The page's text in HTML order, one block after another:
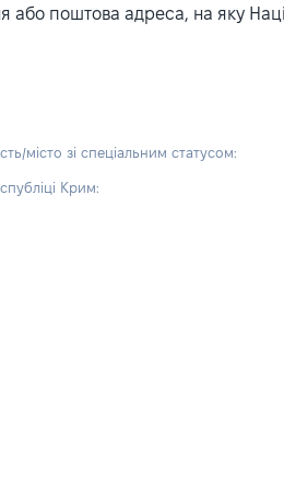
поштова адреса, на яку
місто зі спеціальним статусом:
Крим: